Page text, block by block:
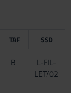
TAF SSD
B
L-FIL-
LET/02